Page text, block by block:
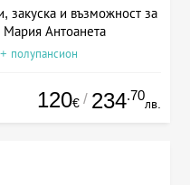
закуска и възможност за
Мария Антоанета
полупансион
120€ / 234.70
лв.